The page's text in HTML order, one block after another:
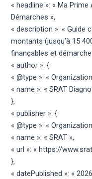
« headline »: « Ma
Démarches »,
« description »: « Guide
montants (jusqu’à 15
finançables et
« author »: {
« @type »: «
« name »: « SRAT
},
« publisher »: {
« @type »: «
« name »: « SRAT »,
« url »: « https://
},
« datePublished »: «